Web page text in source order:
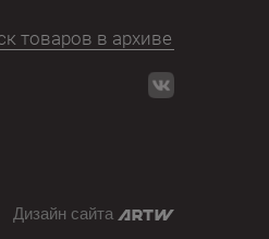
Дизайн сайта